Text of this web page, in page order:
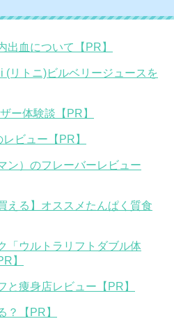
出血について【PR】
(リトニ)ビルベリージュースを
ー体験談【PR】
ビュー【PR】
ン）のフレーバーレビュー
える】オススメたんぱく質食
「ウルトラリフトダブル体
】
と痩身店レビュー【PR】
？【PR】